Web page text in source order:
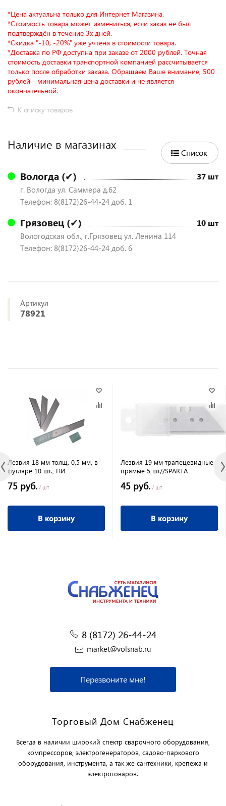
*Цена актуальна только для Интернет Магазина.
*Стоимость товара может измениться, если заказ не был
подтверждён в течение 3х дней.
*Скидка "-10, -20%" уже учтена в стоимости товара.
*Доставка по РФ доступна при заказе от 2000 рублей. Точная
стоимость доставки транспортной компанией рассчитывается
только после обработки заказа. Обращаем Ваше внимание, 500
рублей - минимальная цена доставки и не является
окончательной.
К списку товаров
Наличие в магазинах
Список
Вологда (✔) 37 шт
г. Вологда ул. Саммера д.62
Телефон: 8(8172)26-44-24 доб. 1
Грязовец (✔) 10 шт
Вологодская обл., г.Грязовец ул. Ленина 114
Телефон: 8(8172)26-44-24 доб. 6
Артикул
78921
Лезвия 18 мм толщ. 0,5 мм, в
футляре 10 шт., ПИ
75 руб. / шт
В корзину
Лезвия 19 мм трапецевидные
прямые 5 шт//SPARTA
45 руб. / шт
В корзину
8 (8172) 26-44-24
market@volsnab.ru
Перезвоните мне!
Торговый Дом Снабженец
Всегда в наличии широкий спектр сварочного оборудования,
компрессоров, электрогенераторов, садово-паркового
оборудования, инструмента, а так же сантехники, крепежа и
электротоваров.